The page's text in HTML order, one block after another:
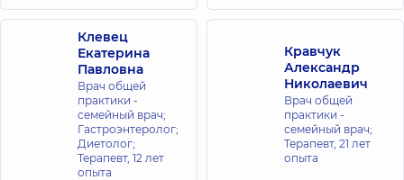
Клевец
Екатерина
Павловна
Врач общей
практики -
семейный врач;
Гастроэнтеролог;
Диетолог;
Терапевт, 12 лет
опыта
Кравчук
Александр
Николаевич
Врач общей
практики -
семейный врач;
Терапевт, 21 лет
опыта